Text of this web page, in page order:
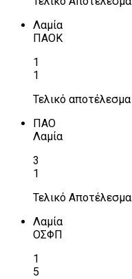
Λαμία
ΠΑΟΚ
1
1
Τελικό αποτέλεσμα
ΠΑΟ
Λαμία
3
1
Τελικό Αποτέλεσμα
Λαμία
ΟΣΦΠ
1
5